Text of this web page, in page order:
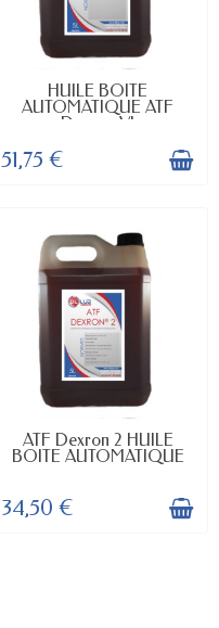
EN STOCK
HUILE BOITE
AUTOMATIQUE ATF
Dexron VI
51,75 €
EN STOCK
ATF Dexron 2 HUILE
BOITE AUTOMATIQUE
34,50 €